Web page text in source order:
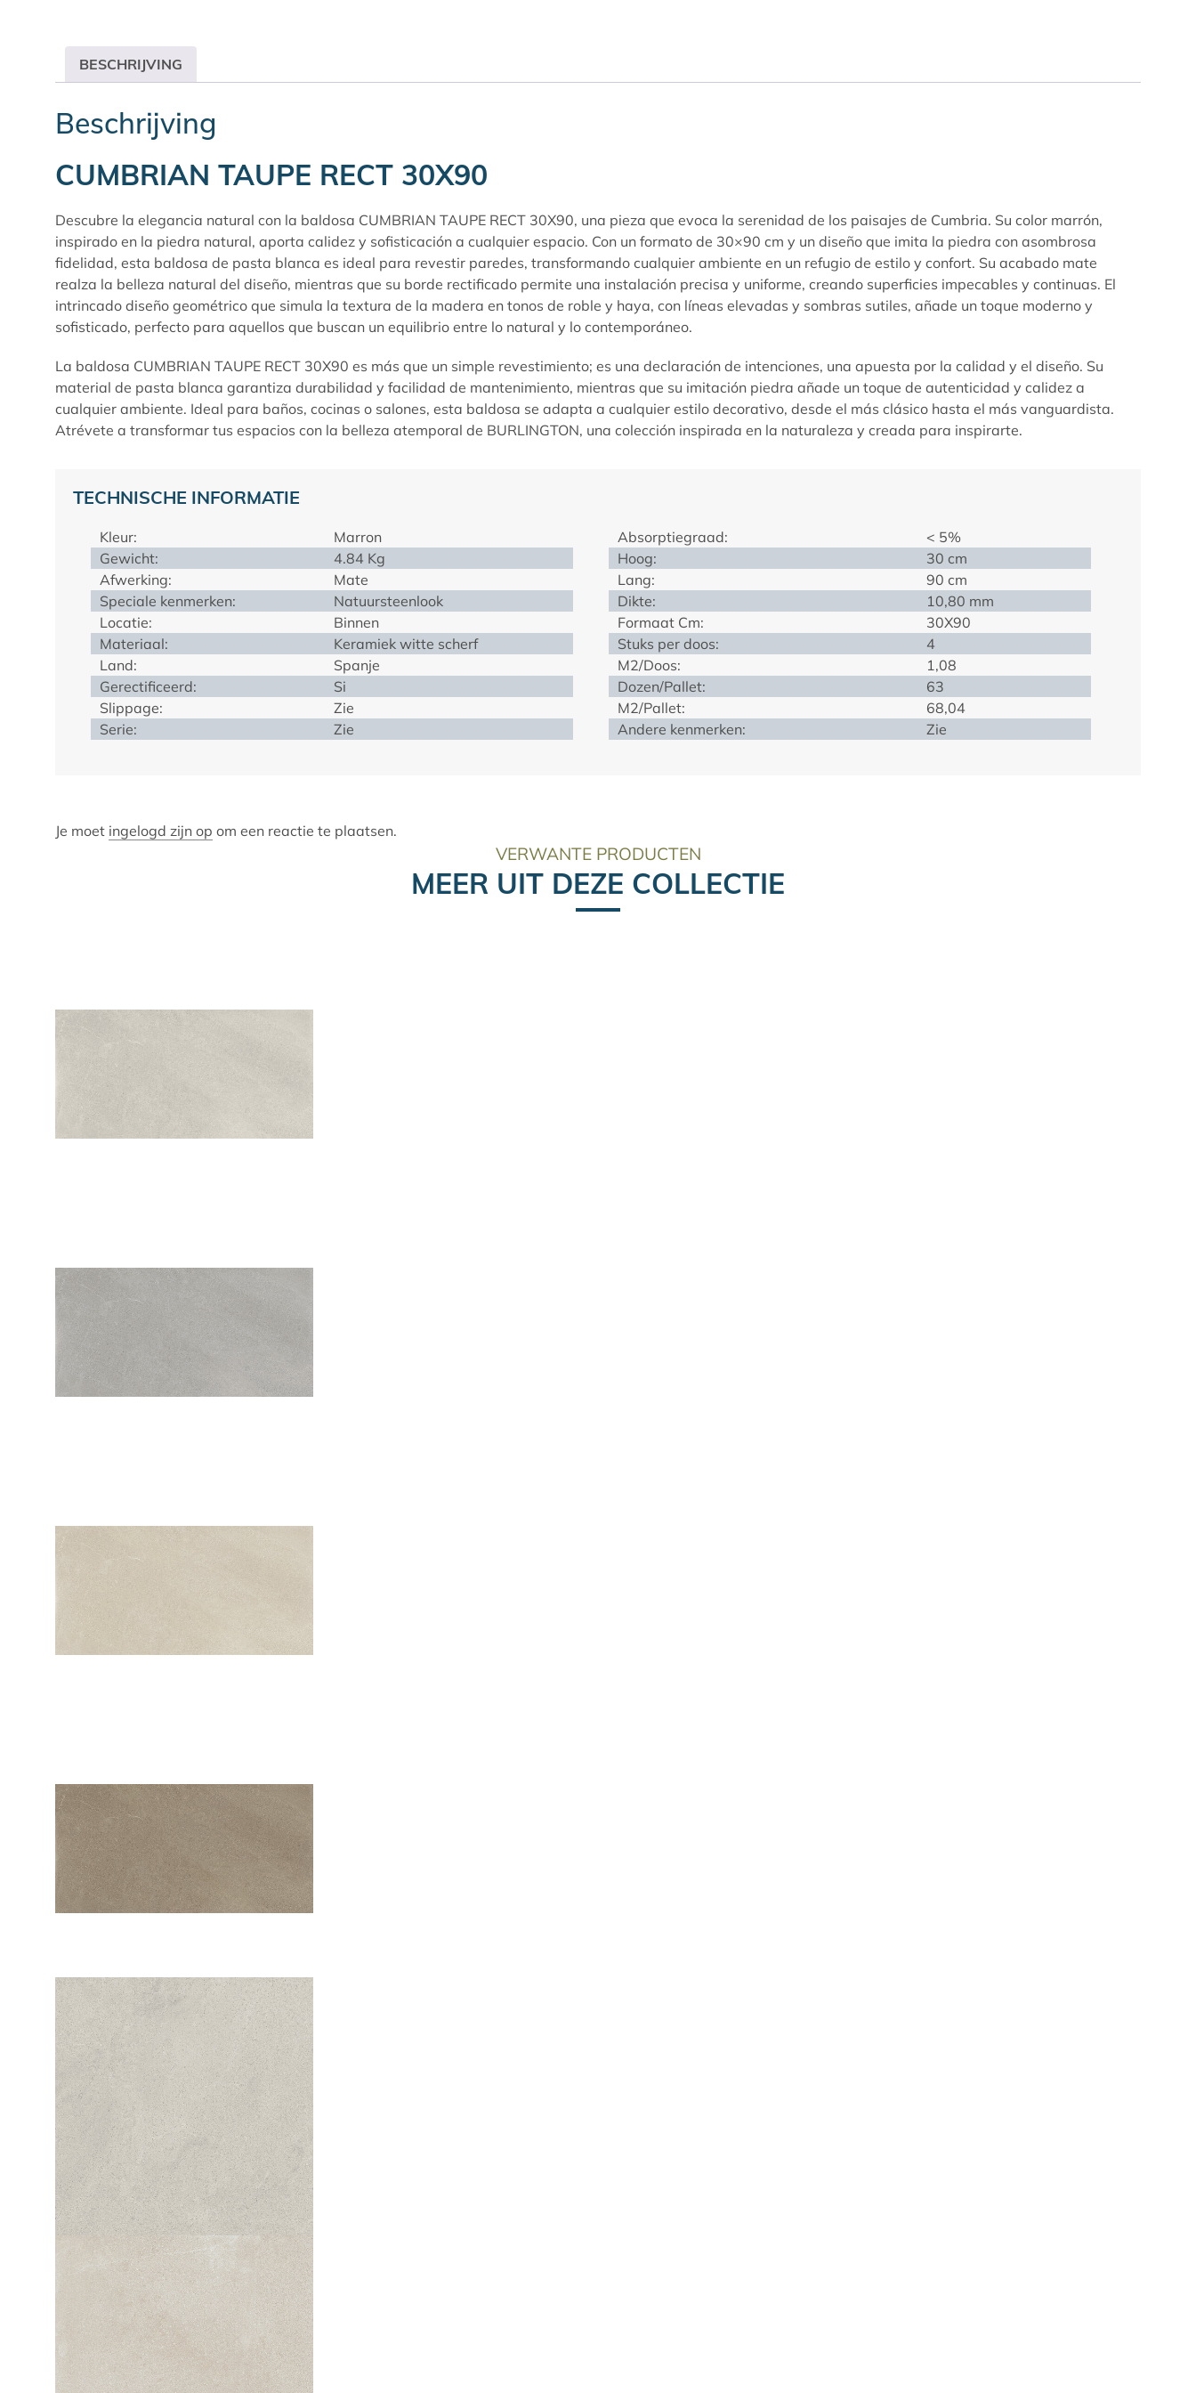
BESCHRIJVING
Beschrijving
CUMBRIAN TAUPE RECT 30X90
Descubre la elegancia natural con la baldosa CUMBRIAN TAUPE RECT 30X90, una pieza que evoca la serenidad de los paisajes de Cumbria. Su color marrón,
inspirado en la piedra natural, aporta calidez y sofisticación a cualquier espacio. Con un formato de 30×90 cm y un diseño que imita la piedra con asombrosa
fidelidad, esta baldosa de pasta blanca es ideal para revestir paredes, transformando cualquier ambiente en un refugio de estilo y confort. Su acabado mate
realza la belleza natural del diseño, mientras que su borde rectificado permite una instalación precisa y uniforme, creando superficies impecables y continuas. El
intrincado diseño geométrico que simula la textura de la madera en tonos de roble y haya, con líneas elevadas y sombras sutiles, añade un toque moderno y
sofisticado, perfecto para aquellos que buscan un equilibrio entre lo natural y lo contemporáneo.
La baldosa CUMBRIAN TAUPE RECT 30X90 es más que un simple revestimiento; es una declaración de intenciones, una apuesta por la calidad y el diseño. Su
material de pasta blanca garantiza durabilidad y facilidad de mantenimiento, mientras que su imitación piedra añade un toque de autenticidad y calidez a
cualquier ambiente. Ideal para baños, cocinas o salones, esta baldosa se adapta a cualquier estilo decorativo, desde el más clásico hasta el más vanguardista.
Atrévete a transformar tus espacios con la belleza atemporal de BURLINGTON, una colección inspirada en la naturaleza y creada para inspirarte.
TECHNISCHE INFORMATIE
Kleur:
Marron
Gewicht:
4.84 Kg
Afwerking:
Mate
Speciale kenmerken:
Natuursteenlook
Locatie:
Binnen
Materiaal:
Keramiek witte scherf
Land:
Spanje
Gerectificeerd:
Si
Slippage:
Zie
Serie:
Zie
Absorptiegraad:
< 5%
Hoog:
30 cm
Lang:
90 cm
Dikte:
10,80 mm
Formaat Cm:
30X90
Stuks per doos:
4
M2/Doos:
1,08
Dozen/Pallet:
63
M2/Pallet:
68,04
Andere kenmerken:
Zie
Je moet ingelogd zijn op om een reactie te plaatsen.
VERWANTE PRODUCTEN
MEER UIT DEZE COLLECTIE